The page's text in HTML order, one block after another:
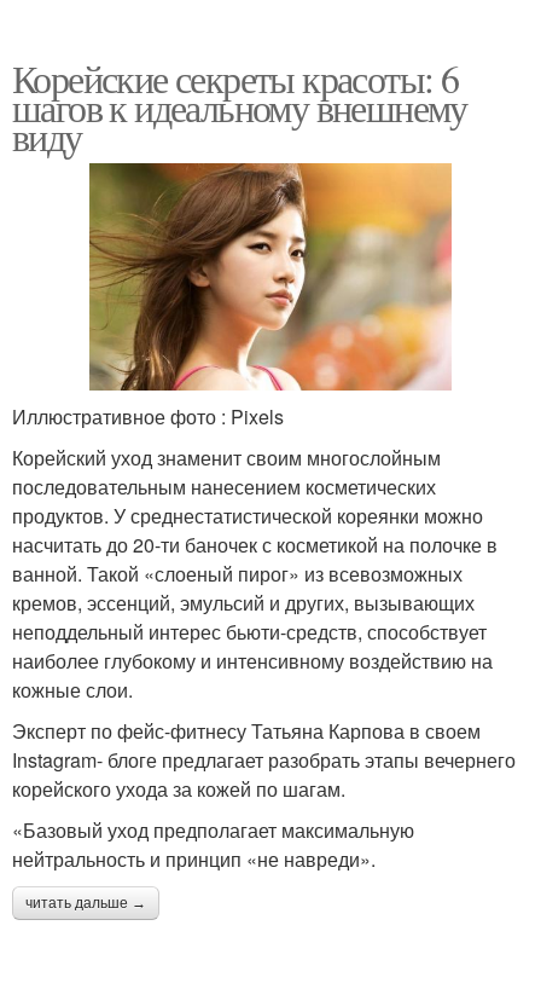
Корейские секреты красоты: 6
шагов к идеальному внешнему
виду
Иллюстративное фото : Pixels
Корейский уход знаменит своим многослойным
последовательным нанесением косметических
продуктов. У среднестатистической кореянки можно
насчитать до 20-ти баночек с косметикой на полочке в
ванной. Такой «слоеный пирог» из всевозможных
кремов, эссенций, эмульсий и других, вызывающих
неподдельный интерес бьюти-средств, способствует
наиболее глубокому и интенсивному воздействию на
кожные слои.
Эксперт по фейс-фитнесу Татьяна Карпова в своем
Instagram- блоге предлагает разобрать этапы вечернего
корейского ухода за кожей по шагам.
«Базовый уход предполагает максимальную
нейтральность и принцип «не навреди».
читать дальше →